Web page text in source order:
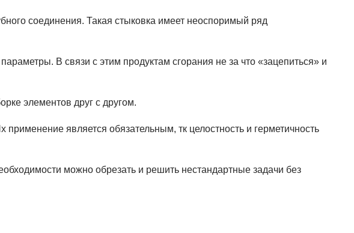
соединения. Такая стыковка имеет неоспоримый ряд
В связи с этим продуктам сгорания не за что «зацепиться» и
элементов друг с другом.
является обязательным, тк целостность и герметичность
можно обрезать и решить нестандартные задачи без